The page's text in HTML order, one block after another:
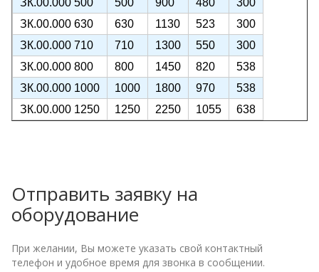
ЗК.00.000 630
630 1130 523
300
ЗК.00.000 710
710 1300 550
300
ЗК.00.000 800
800 1450 820
538
ЗК.00.000 1000
1000 1800 970
538
ЗК.00.000 1250
1250 2250 1055 638
Отправить заявку на
оборудование
При желании, Вы можете указать свой контактный
телефон и удобное время для звонка в сообщении.